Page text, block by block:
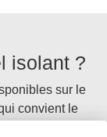
isolant ?
sur le
convient le